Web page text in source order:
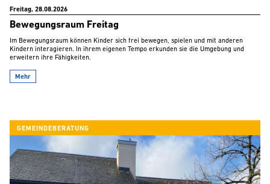
Freitag, 28.08.2026
Bewegungsraum Freitag
Im Bewegungsraum können Kinder sich frei bewegen, spielen und mit anderen
Kindern interagieren. In ihrem eigenen Tempo erkunden sie die Umgebung und
erweitern ihre Fähigkeiten.
Mehr
GEMEINDEBERATUNG